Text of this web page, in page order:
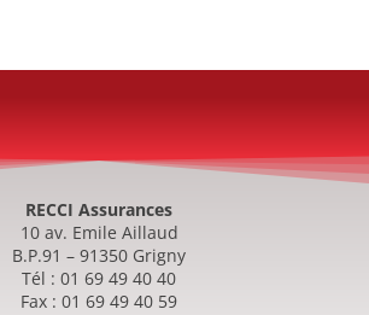
RECCI Assurances
10 av. Emile Aillaud
B.P.91 – 91350 Grigny
Tél : 01 69 49 40 40
Fax : 01 69 49 40 59